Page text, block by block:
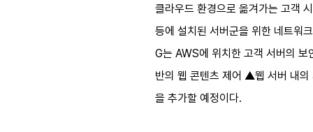
클라우드 환경으로 옮겨가는 고객
등에 설치된 서버군을 위한 네트워
G는 AWS에 위치한 고객 서버의
반의 웹 콘텐츠 제어 ▲웹 서버 내의
을 추가할 예정이다.